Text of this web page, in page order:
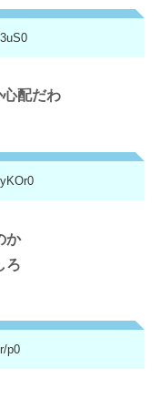
配だわ
か
ろ
p0